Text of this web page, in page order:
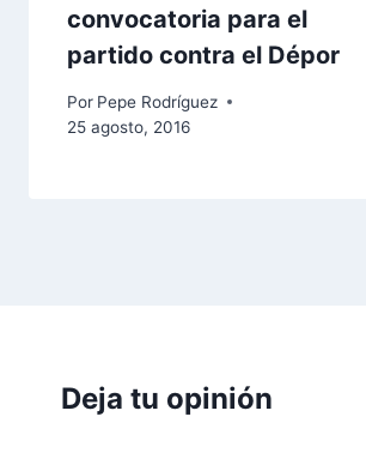
convocatoria para el
partido contra el Dépor
Por Pepe Rodríguez
25 agosto, 2016
Deja tu opinión